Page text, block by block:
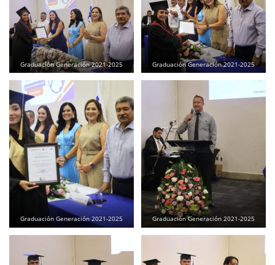
Graduación Generación 2021-2025 Graduación Generación 2021-2025
Graduación Generación 2021-2025 Graduación Generación 2021-2025